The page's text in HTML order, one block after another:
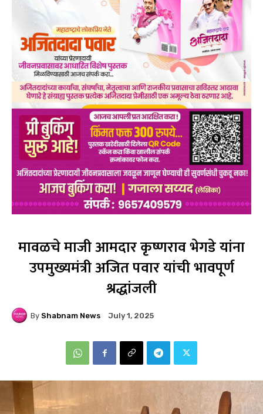
मावळचे माजी आमदार कृष्णराव भेगडे यांना
उपमुख्यमंत्री अजित पवार यांची भावपूर्ण
श्रद्धांजली
By Shabnam News July 1, 2025